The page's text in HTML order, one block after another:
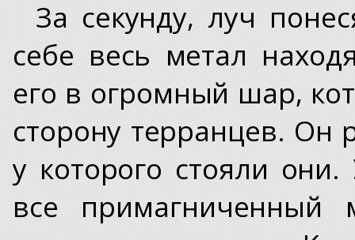
За секунду, луч
себе весь метал
его в огромный шар,
сторону терранцев. Он
у которого стояли
все примагниченный